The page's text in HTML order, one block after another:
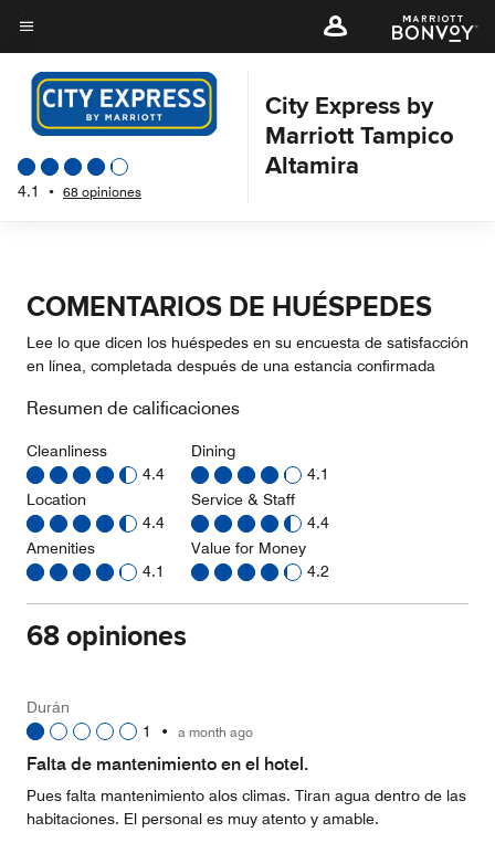
Skip
to
main
content
Texto del menú
4.1 • 68 opiniones
City Express by
Marriott Tampico
Altamira
COMENTARIOS DE HUÉSPEDES
Lee lo que dicen los huéspedes en su encuesta de satisfacción
en línea, completada después de una estancia confirmada
Resumen de calificaciones
Cleanliness
4.4
Location
4.4
Amenities
4.1
Dining
4.1
Service & Staff
4.4
Value for Money
4.2
68 opiniones
Durán
1
• a month ago
Falta de mantenimiento en el hotel.
Pues falta mantenimiento alos climas. Tiran agua dentro de las
habitaciones. El personal es muy atento y amable.